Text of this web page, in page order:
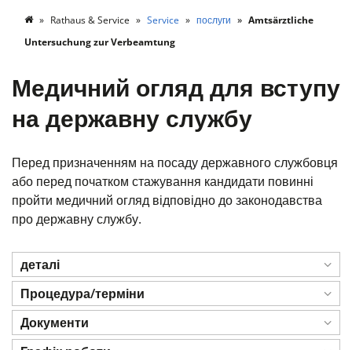
Rathaus & Service Service послуги
Amtsärztliche
Untersuchung zur Verbeamtung
Медичний огляд для вступу
на державну службу
Перед призначенням на посаду державного службовця
або перед початком стажування кандидати повинні
пройти медичний огляд відповідно до законодавства
про державну службу.
деталі
Процедура/терміни
Документи